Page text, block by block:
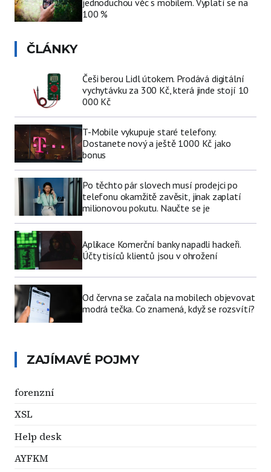
jednoduchou věc s mobilem. Vyplatí se na
100 %
ČLÁNKY
Češi berou Lidl útokem. Prodává digitální
vychytávku za 300 Kč, která jinde stojí 10
000 Kč
T-Mobile vykupuje staré telefony.
Dostanete nový a ještě 1000 Kč jako
bonus
Po těchto pár slovech musí prodejci po
telefonu okamžitě zavěsit, jinak zaplatí
milionovou pokutu. Naučte se je
Aplikace Komerční banky napadli hackeři.
Účty tisíců klientů jsou v ohrožení
Od června se začala na mobilech objevovat
modrá tečka. Co znamená, když se rozsvítí?
ZAJÍMAVÉ POJMY
forenzní
XSL
Help desk
AYFKM